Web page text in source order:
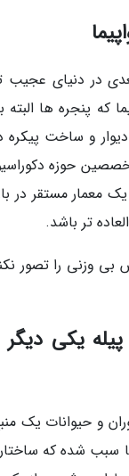
در دنیای
پنجره ها البته
دیوار و ساخت
حوزه
یک معمار مستقر
تر باشد.
وزنی را تصور
یکی دیگر
و حیوانات یک
سبب شده که